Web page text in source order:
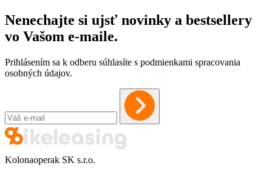
Nenechajte si ujsť novinky a bestsellery
vo Vašom e-maile.
Prihlásením sa k odberu súhlasíte s podmienkami spracovania
osobných údajov.
Kolonaoperak SK s.r.o.